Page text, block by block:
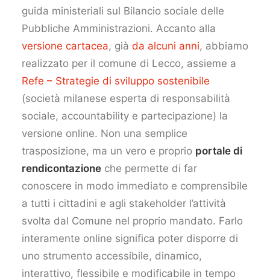
guida ministeriali sul Bilancio sociale delle
Pubbliche Amministrazioni. Accanto alla
versione cartacea, già da alcuni anni, abbiamo
realizzato per il comune di Lecco, assieme a
Refe – Strategie di sviluppo sostenibile
(società milanese esperta di responsabilità
sociale, accountability e partecipazione) la
versione online. Non una semplice
trasposizione, ma un vero e proprio portale di
rendicontazione che permette di far
conoscere in modo immediato e comprensibile
a tutti i cittadini e agli stakeholder l’attività
svolta dal Comune nel proprio mandato. Farlo
interamente online significa poter disporre di
uno strumento accessibile, dinamico,
interattivo, flessibile e modificabile in tempo